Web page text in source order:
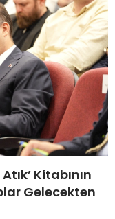
Kitabının
Gelecekten